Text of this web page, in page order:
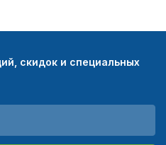
скидок и специальных